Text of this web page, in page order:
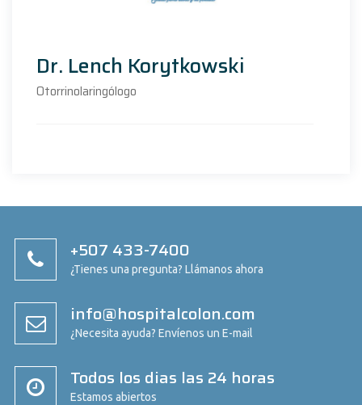
Dr. Lench Korytkowski
Otorrinolaringólogo
+507 433-7400
¿Tienes una pregunta? Llámanos ahora
info@hospitalcolon.com
¿Necesita ayuda? Envíenos un E-mail
Todos los dias las 24 horas
Estamos abiertos